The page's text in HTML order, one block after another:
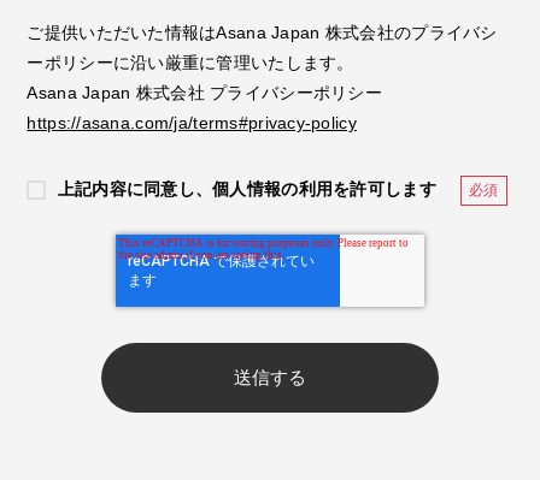
ご提供いただいた情報はAsana Japan 株式会社のプライバシ
ーポリシーに沿い厳重に管理いたします。
Asana Japan 株式会社 プライバシーポリシー
https://asana.com/ja/terms#privacy-policy
上記内容に同意し、個人情報の利用を許可します